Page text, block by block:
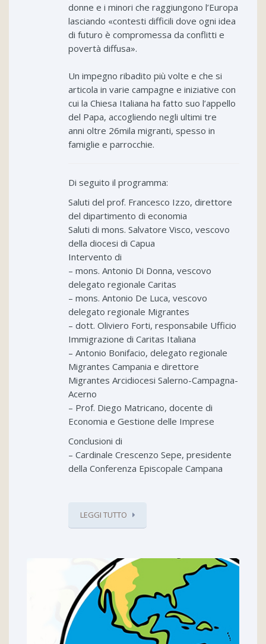
donne e i minori che raggiungono l’Europa
lasciando «contesti difficili dove ogni idea
di futuro è compromessa da conflitti e
povertà diffusa».
Un impegno ribadito più volte e che si
articola in varie campagne e iniziative con
cui la Chiesa Italiana ha fatto suo l’appello
del Papa, accogliendo negli ultimi tre
anni oltre 26mila migranti, spesso in
famiglie e parrocchie.
Di seguito il programma:
Saluti del prof. Francesco Izzo, direttore
del dipartimento di economia
Saluti di mons. Salvatore Visco, vescovo
della diocesi di Capua
Intervento di
– mons. Antonio Di Donna, vescovo
delegato regionale Caritas
– mons. Antonio De Luca, vescovo
delegato regionale Migrantes
– dott. Oliviero Forti, responsabile Ufficio
Immigrazione di Caritas Italiana
– Antonio Bonifacio, delegato regionale
Migrantes Campania e direttore
Migrantes Arcidiocesi Salerno-Campagna-
Acerno
– Prof. Diego Matricano, docente di
Economia e Gestione delle Imprese
Conclusioni di
– Cardinale Crescenzo Sepe, presidente
della Conferenza Episcopale Campana
LEGGI TUTTO